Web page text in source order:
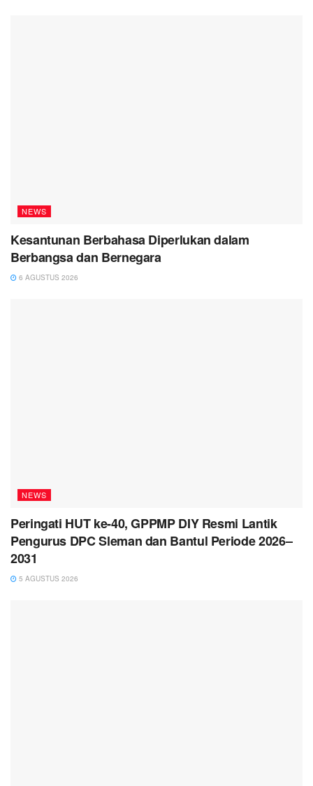
NEWS
Kesantunan Berbahasa Diperlukan dalam
Berbangsa dan Bernegara
6 AGUSTUS 2026
NEWS
Peringati HUT ke-40, GPPMP DIY Resmi Lantik
Pengurus DPC Sleman dan Bantul Periode 2026–
2031
5 AGUSTUS 2026